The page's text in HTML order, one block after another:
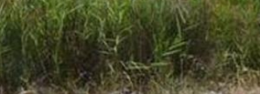
Konak Tel Çit, Tel Çit
Hesaplamada Yeni Bir
Yaklaşım